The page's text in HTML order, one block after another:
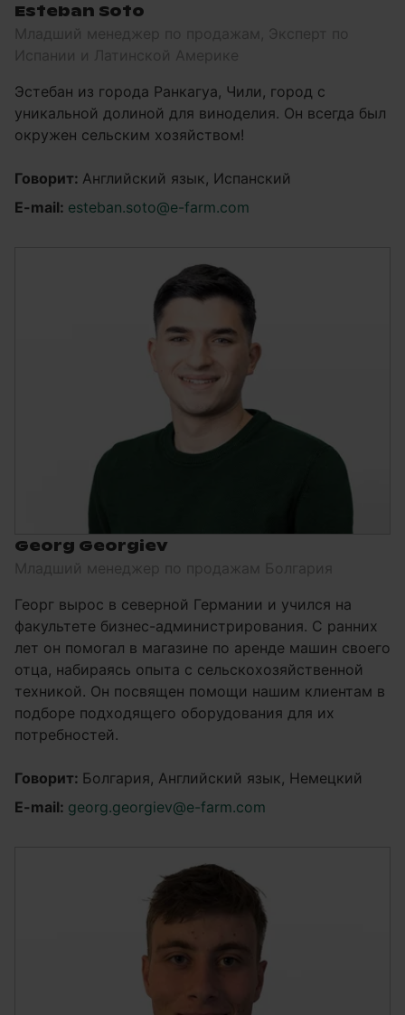
Esteban Soto
Младший менеджер по продажам, Эксперт по
Испании и Латинской Америке
Эстебан из города Ранкагуа, Чили, город с
уникальной долиной для виноделия. Он всегда был
окружен сельским хозяйством!
Говорит: Английский язык, Испанский
E-mail: esteban.soto@e-farm.com
Georg Georgiev
Младший менеджер по продажам Болгария
Георг вырос в северной Германии и учился на
факультете бизнес-администрирования. С ранних
лет он помогал в магазине по аренде машин своего
отца, набираясь опыта с сельскохозяйственной
техникой. Он посвящен помощи нашим клиентам в
подборе подходящего оборудования для их
потребностей.
Говорит: Болгария, Английский язык, Немецкий
E-mail: georg.georgiev@e-farm.com